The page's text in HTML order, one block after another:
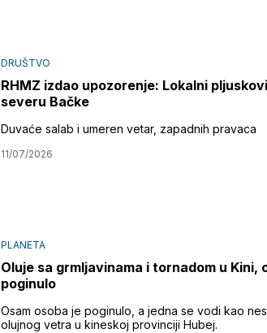
DRUŠTVO
RHMZ izdao upozorenje: Lokalni
severu Bačke
Duvaće salab i umeren vetar, zapadnih pravaca
11/07/2026
PLANETA
Oluje sa grmljavinama i tornadom u Kini,
poginulo
Osam osoba je poginulo, a jedna se vodi kao
olujnog vetra u kineskoj provinciji Hubej.